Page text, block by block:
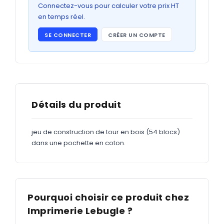
GRAND FORMAT
Abribus
ADHÉSIFS
Adhésifs vitrine
MARQUAGE TEXTILE
Connectez-vous pour calculer votre prix HT
en temps réel.
SE CONNECTER CRÉER UN COMPTE
Détails du produit
jeu de construction de tour en bois (54 blocs)
dans une pochette en coton.
Pourquoi choisir ce produit chez
Imprimerie Lebugle ?